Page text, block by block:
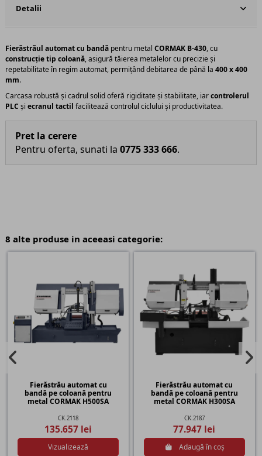
Detalii
Fierăstrăul automat cu bandă pentru metal CORMAK B-430, cu
construcție tip coloană, asigură tăierea metalelor cu precizie și
repetabilitate în regim automat, permițând debitarea de până la 400 x 400
mm.
Carcasa robustă și cadrul solid oferă rigiditate și stabilitate, iarcontrolerul
PLC și ecranul tactil facilitează controlul ciclului și productivitatea.
Pret la cerere
Pentru oferta, sunati la 0775 333 666.
8 alte produse in aceeasi categorie:
Fierăstrău automat cu
bandă pe coloană pentru
metal CORMAK H500SA
CK.2118
135.657 lei
Vizualizează
Fierăstrău automat cu
bandă pe coloană pentru
metal CORMAK H300SA
CK.2187
77.947 lei
Adaugă în coș